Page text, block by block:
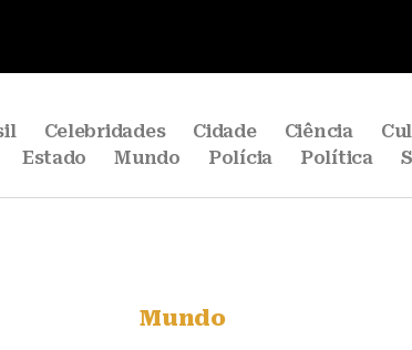
Celebridades Cidade Ciência
Estado Mundo Polícia Política
Mundo